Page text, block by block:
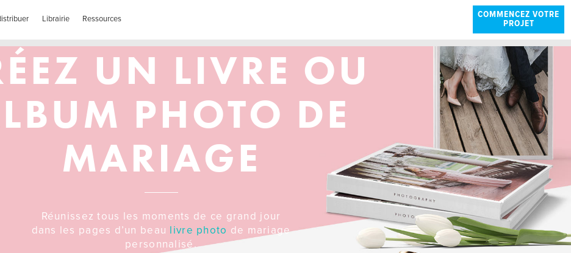
Librairie Ressources COMMENCEZ VOTRE
PROJET
UN LIVRE OU
PHOTO DE
MARIAGE
Réunissez tous les moments de ce grand jour
dans les pages d’un beau livre photo de mariage
personnalisé.